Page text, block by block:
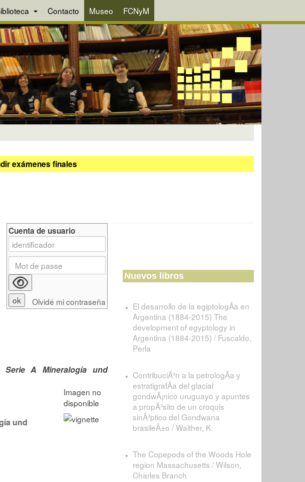
Contacto Museo FCNyM
exámenes finales
Serie A Mineralogía und
und
Cuenta de usuario
Olvidé mi contraseña
Nuevos libros
El desarrollo de la egiptologÃ­a en
Argentina (1884-2015) The
development of egyptology in
Argentina (1884-2015) / Fuscaldo,
Perla
ContribuciÃ³n a la petrologÃ­a y
estratigrafÃ­a del glacial
gondwÃ¡nico uruguayo y apuntes
a propÃ³sito de un croquis
sinÃ³ptico del Gondwana
brasileÃ±o / Walther, K.
The Copepods of the Woods Hole
region Massachusetts / Wilson,
Charles Branch